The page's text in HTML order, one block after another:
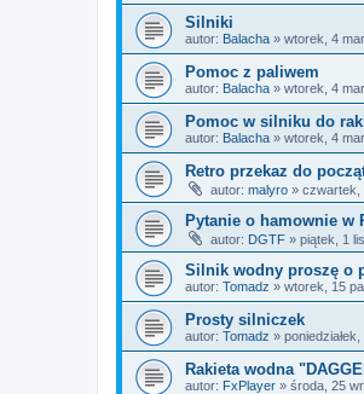
Silniki
autor: Balacha » wtorek, 4
Pomoc z paliwem
autor: Balacha » wtorek, 4
Pomoc w silniku do
autor: Balacha » wtorek, 4
Retro przekaz do
autor: malyro » czwartek,
Pytanie o hamownie w
autor: DGTF » piątek, 1
Silnik wodny proszę o
autor: Tomadz » wtorek, 15
Prosty silniczek
autor: Tomadz »
Rakieta wodna
autor: FxPlayer » środa, 25